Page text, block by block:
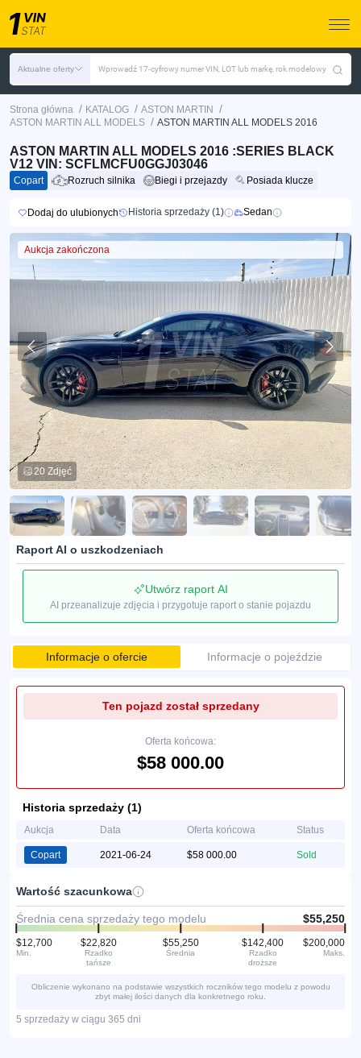
Aktualne oferty Wprowadź 17-cyfrowy numer VIN, LOT lub markę, rok modelowy
Strona główna / KATALOG / ASTON MARTIN /
ASTON MARTIN ALL MODELS / ASTON MARTIN ALL MODELS 2016
ASTON MARTIN ALL MODELS 2016 :SERIES BLACK
V12 VIN: SCFLMCFU0GGJ03046
Copart Rozruch silnika Biegi i przejazdy Posiada klucze
Dodaj do ulubionych Historia sprzedaży (1) Sedan
Aukcja zakończona
20 Zdjęć
Raport AI o uszkodzeniach
Utwórz raport AI
AI przeanalizuje zdjęcia i przygotuje raport o stanie pojazdu
Informacje o ofercie Informacje o pojeździe
Ten pojazd został sprzedany
Oferta końcowa:
$58 000.00
Historia sprzedaży (1)
Aukcja Data Oferta końcowa Status
Copart 2021-06-24 $58 000.00 Sold
Wartość szacunkowa
Średnia cena sprzedaży tego modelu $55,250
$12,700
Min.
$22,820
Rzadko
tańsze
$55,250
Średnia
$142,400
Rzadko
droższe
$200,000
Maks.
Obliczenie wykonano na podstawie wszystkich roczników tego modelu z powodu
zbyt małej ilości danych dla konkretnego roku.
5 sprzedaży w ciągu 365 dni